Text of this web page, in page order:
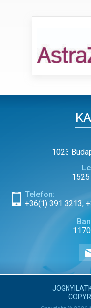
1023
Telefon:
+36(1) 391 3213;